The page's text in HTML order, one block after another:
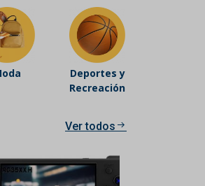
Deportes y
Recreación
Ver todos